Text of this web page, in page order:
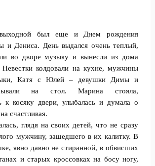
был еще и Днем рождения
и Дениса. День выдался очень теплый,
во дворе музыку и вынесли из дома
колдовали на кухне, мужчины
Катя с Юлей – девушки Димы и
на стол. Марина стояла,
к косяку двери, улыбалась и думала о
счастливая.
глядя на своих детей, что не сразу
мужчину, зашедшего в их калитку. В
явно давно не стиранной, в обвисших
и старых кроссовках на босу ногу,